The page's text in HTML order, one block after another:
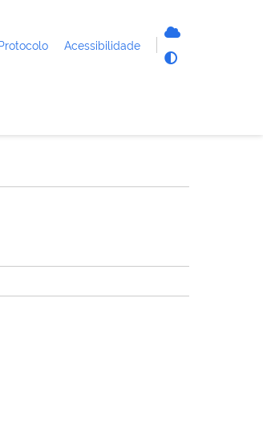
Acessibilidade